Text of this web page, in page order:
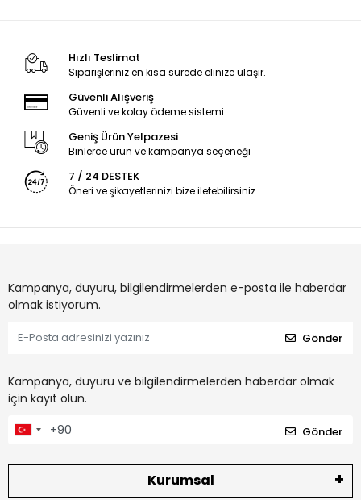
Hızlı Teslimat
Siparişleriniz en kısa sürede elinize ulaşır.
Güvenli Alışveriş
Güvenli ve kolay ödeme sistemi
Geniş Ürün Yelpazesi
Binlerce ürün ve kampanya seçeneği
7 / 24 DESTEK
Öneri ve şikayetlerinizi bize iletebilirsiniz.
Kampanya, duyuru, bilgilendirmelerden e-posta ile haberdar
olmak istiyorum.
Gönder
Kampanya, duyuru ve bilgilendirmelerden haberdar olmak
için kayıt olun.
Gönder
Kurumsal